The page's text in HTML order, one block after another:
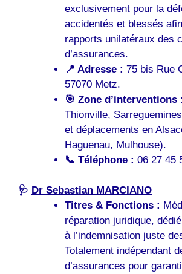
exclusivement pour la
accidentés et blessés
rapports unilatéraux des
d’assurances.
📍 Adresse : 75 bis Rue
57070 Metz.
🎯 Zone d’interventions :
Thionville,
et déplacements en
Haguenau, Mulhouse).
📞 Téléphone : 06 27 45
🩺 Dr Sebastian MARCIANO
Titres & Fonctions :
réparation juridique,
à l’indemnisation juste
Totalement indépendant
d’assurances pour